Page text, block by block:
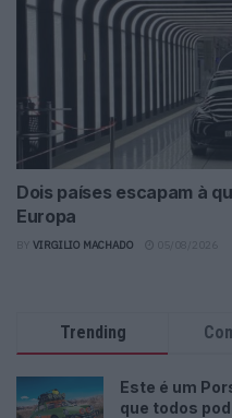
Dois países escapam à
Europa
VIRGILIO MACHADO
Trending
Este é um
que todos